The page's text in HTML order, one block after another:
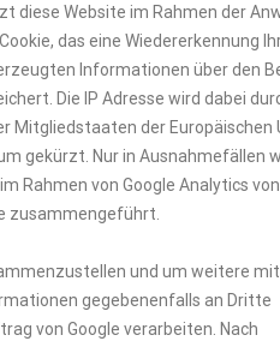
diese Website im Rahmen der
das eine Wiedererkennung
Informationen über den
Die IP Adresse wird dabei
Mitgliedstaaten der Europäischen
gekürzt. Nur in Ausnahmefällen
Rahmen von Google Analytics
zusammengeführt.
und um weitere
gegebenenfalls an Dritte
von Google verarbeiten. Nach